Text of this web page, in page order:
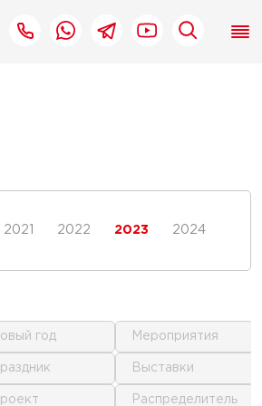
2021 2022 2023
2024
новый год
праздник
проект
мероприятия
выставки
распределитель